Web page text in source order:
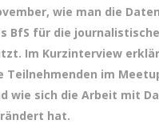
wie man die
BfS für die
Im Kurzinterview
Teilnehmenden im
wie sich die Arbeit mit
hat.